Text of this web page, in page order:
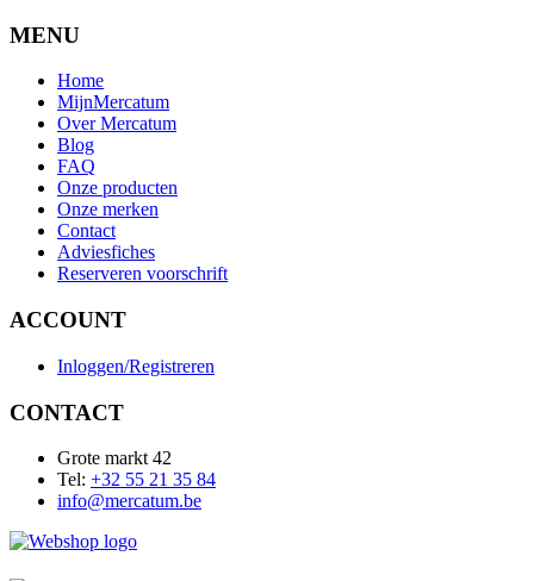
MENU
Home
MijnMercatum
Over Mercatum
Blog
FAQ
Onze producten
Onze merken
Contact
Adviesfiches
Reserveren voorschrift
ACCOUNT
Inloggen/Registreren
CONTACT
Grote markt 42
Tel: +32 55 21 35 84
info@mercatum.be